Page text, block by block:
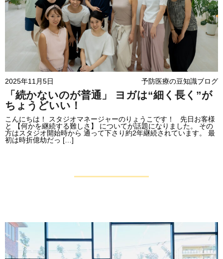
2025年11月5日 予防医療の豆知識ブログ
「続かないのが普通」 ヨガは“細く長く”が
ちょうどいい！
こんにちは！ スタジオマネージャーのりょうこです！ 先日お客様
と 【何かを継続する難しさ】 についてが話題になりました。 その
方はスタジオ開始時から 通って下さり約2年継続されています。 最
初は時折億劫だっ […]